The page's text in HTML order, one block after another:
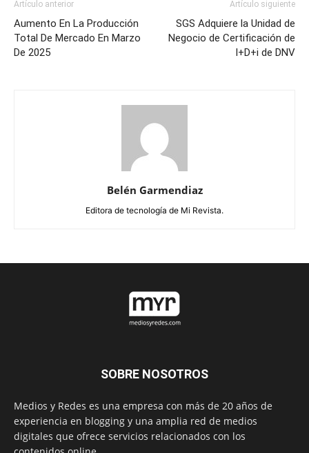
Artículo anterior
Aumento En La Producción
Total De Mercado En Marzo
De 2025
Artículo siguiente
SGS Adquiere la Unidad de
Negocio de Certificación de
I+D+i de DNV
Belén Garmendiaz
Editora de tecnología de Mi Revista.
SOBRE NOSOTROS
Medios y Redes es una empresa con más de 20 años de
experiencia en blogging y una amplia red de medios
digitales que ofrece servicios relacionados con los